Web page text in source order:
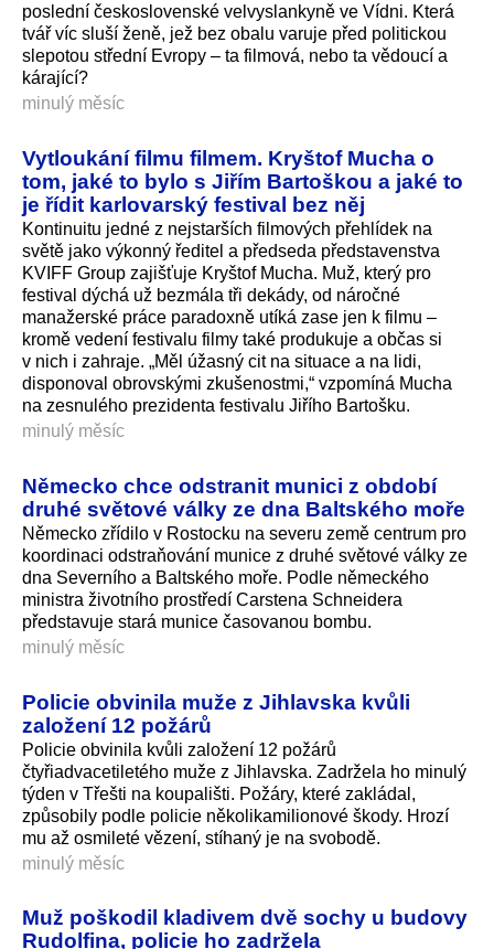
poslední československé velvyslankyně ve Vídni. Která
tvář víc sluší ženě, jež bez obalu varuje před politickou
slepotou střední Evropy – ta filmová, nebo ta vědoucí a
kárající?
minulý měsíc
Vytloukání filmu filmem. Kryštof Mucha o
tom, jaké to bylo s Jiřím Bartoškou a jaké to
je řídit karlovarský festival bez něj
Kontinuitu jedné z nejstarších filmových přehlídek na
světě jako výkonný ředitel a předseda představenstva
KVIFF Group zajišťuje Kryštof Mucha. Muž, který pro
festival dýchá už bezmála tři dekády, od náročné
manažerské práce paradoxně utíká zase jen k filmu –
kromě vedení festivalu filmy také produkuje a občas si
v nich i zahraje. „Měl úžasný cit na situace a na lidi,
disponoval obrovskými zkušenostmi,“ vzpomíná Mucha
na zesnulého prezidenta festivalu Jiřího Bartošku.
minulý měsíc
Německo chce odstranit munici z období
druhé světové války ze dna Baltského moře
Německo zřídilo v Rostocku na severu země centrum pro
koordinaci odstraňování munice z druhé světové války ze
dna Severního a Baltského moře. Podle německého
ministra životního prostředí Carstena Schneidera
představuje stará munice časovanou bombu.
minulý měsíc
Policie obvinila muže z Jihlavska kvůli
založení 12 požárů
Policie obvinila kvůli založení 12 požárů
čtyřiadvacetiletého muže z Jihlavska. Zadržela ho minulý
týden v Třešti na koupališti. Požáry, které zakládal,
způsobily podle policie několikamilionové škody. Hrozí
mu až osmileté vězení, stíhaný je na svobodě.
minulý měsíc
Muž poškodil kladivem dvě sochy u budovy
Rudolfina, policie ho zadržela